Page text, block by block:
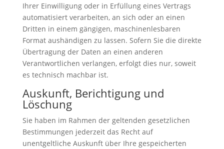
Ihrer Einwilligung oder in Erfüllung eines Vertrags
automatisiert verarbeiten, an sich oder an einen
Dritten in einem gängigen, maschinenlesbaren
Format aushändigen zu lassen. Sofern Sie die direkte
Übertragung der Daten an einen anderen
Verantwortlichen verlangen, erfolgt dies nur, soweit
es technisch machbar ist.
Auskunft, Berichtigung und
Löschung
Sie haben im Rahmen der geltenden gesetzlichen
Bestimmungen jederzeit das Recht auf
unentgeltliche Auskunft über Ihre gespeicherten